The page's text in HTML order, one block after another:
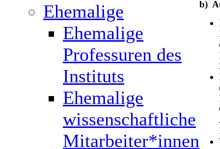
Ehemalige
Ehemalige
Professuren des
Instituts
Ehemalige
wissenschaftliche
Mitarbeiter*innen
b)